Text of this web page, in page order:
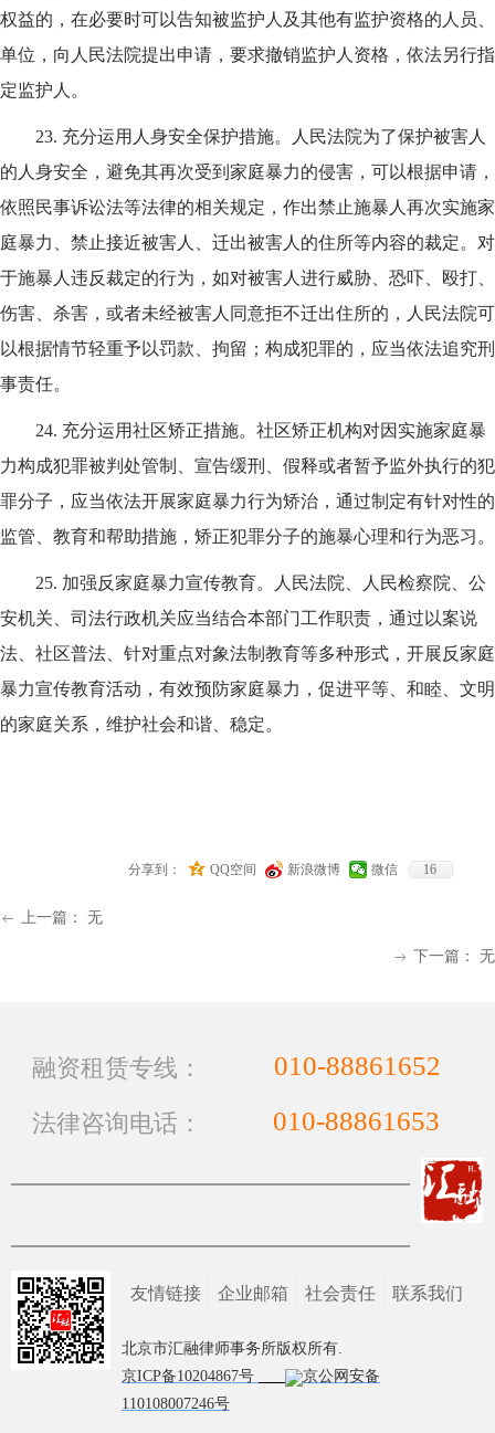
权益的，在必要时可以告知被监护人及其他有监护资格的人员、
单位，向人民法院提出申请，要求撤销监护人资格，依法另行指
定监护人。
23. 充分运用人身安全保护措施。人民法院为了保护被害人
的人身安全，避免其再次受到家庭暴力的侵害，可以根据申请，
依照民事诉讼法等法律的相关规定，作出禁止施暴人再次实施家
庭暴力、禁止接近被害人、迁出被害人的住所等内容的裁定。对
于施暴人违反裁定的行为，如对被害人进行威胁、恐吓、殴打、
伤害、杀害，或者未经被害人同意拒不迁出住所的，人民法院可
以根据情节轻重予以罚款、拘留；构成犯罪的，应当依法追究刑
事责任。
24. 充分运用社区矫正措施。社区矫正机构对因实施家庭暴
力构成犯罪被判处管制、宣告缓刑、假释或者暂予监外执行的犯
罪分子，应当依法开展家庭暴力行为矫治，通过制定有针对性的
监管、教育和帮助措施，矫正犯罪分子的施暴心理和行为恶习。
25. 加强反家庭暴力宣传教育。人民法院、人民检察院、公
安机关、司法行政机关应当结合本部门工作职责，通过以案说
法、社区普法、针对重点对象法制教育等多种形式，开展反家庭
暴力宣传教育活动，有效预防家庭暴力，促进平等、和睦、文明
的家庭关系，维护社会和谐、稳定。
ꂃ 上一篇： 无
ꁹ 下一篇： 无
分享到： QQ空间 新浪微博 微信 16
融资租赁专线： 010-88861652
法律咨询电话： 010-88861653
友情链接 企业邮箱 社会责任 联系我们
北京市汇融律师事务所版权所有.
京ICP备10204867号
京公网安备
110108007246号